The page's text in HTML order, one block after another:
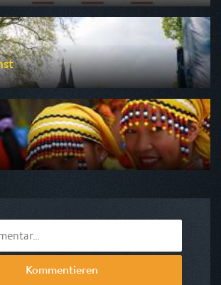
Kommentieren